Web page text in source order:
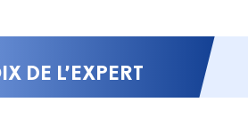
DE L’EXPERT